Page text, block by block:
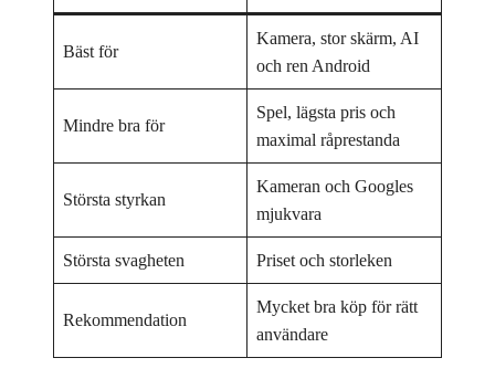
Bäst för
Kamera, stor skärm, AI
och ren Android
Mindre bra för
Spel, lägsta pris och
maximal råprestanda
Största styrkan
Kameran och Googles
mjukvara
Största svagheten Priset och storleken
Rekommendation
Mycket bra köp för rätt
användare